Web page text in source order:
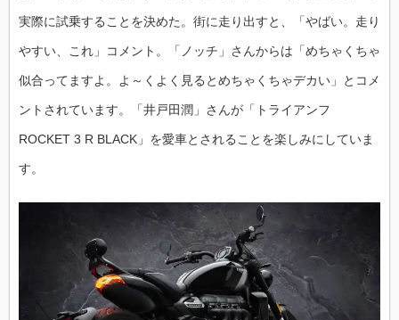
実際に試乗することを決めた。街に走り出すと、「やばい。走り
やすい、これ」コメント。「ノッチ」さんからは「めちゃくちゃ
似合ってますよ。よ～くよく見るとめちゃくちゃデカい」とコメ
ントされています。「井戸田潤」さんが「トライアンフ
ROCKET 3 R BLACK」を愛車とされることを楽しみにしていま
す。